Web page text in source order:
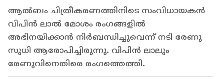
ആൽബം ചിത്രീകരണത്തിനിടെ സംവിധായകൻ
വിപിൻ ലാൽ മോശം രംഗങ്ങളിൽ
അഭിനയിക്കാൻ നിർബന്ധിച്ചുവെന്ന് നടി രേണു
സുധി ആരോപിച്ചിരുന്നു. വിപിൻ ലാലും
രേണുവിനെതിരെ രംഗത്തെത്തി.